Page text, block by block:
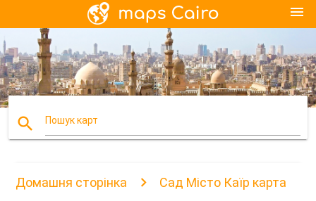
menu
search Пошук карт
Домашня сторінка Сад Місто Каїр карта